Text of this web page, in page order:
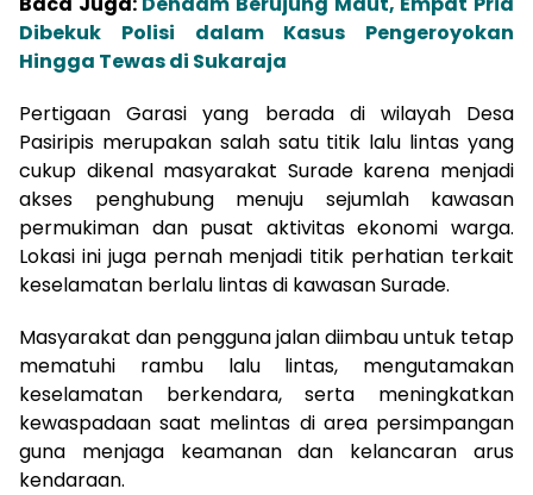
Dibekuk Polisi dalam Kasus Pengeroyokan
Hingga Tewas di Sukaraja
Pertigaan Garasi yang berada di wilayah Desa
Pasiripis merupakan salah satu titik lalu lintas yang
cukup dikenal masyarakat Surade karena menjadi
akses penghubung menuju sejumlah kawasan
permukiman dan pusat aktivitas ekonomi warga.
Lokasi ini juga pernah menjadi titik perhatian terkait
keselamatan berlalu lintas di kawasan Surade.
Masyarakat dan pengguna jalan diimbau untuk tetap
mematuhi rambu lalu lintas, mengutamakan
keselamatan berkendara, serta meningkatkan
kewaspadaan saat melintas di area persimpangan
guna menjaga keamanan dan kelancaran arus
kendaraan.